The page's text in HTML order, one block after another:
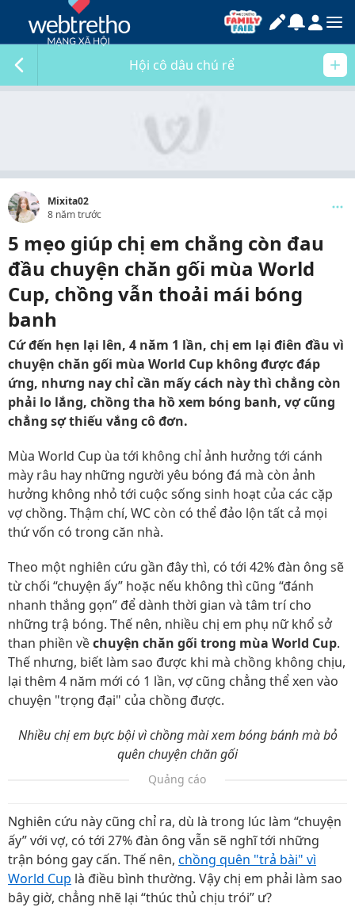
Hội cô dâu chú rể
Mixita02
8 năm trước
5 mẹo giúp chị em chẳng còn đau
đầu chuyện chăn gối mùa World
Cup, chồng vẫn thoải mái bóng
banh
Cứ đến hẹn lại lên, 4 năm 1 lần, chị em lại điên đầu vì
chuyện chăn gối mùa World Cup không được đáp
ứng, nhưng nay chỉ cần mấy cách này thì chẳng còn
phải lo lắng, chồng tha hồ xem bóng banh, vợ cũng
chẳng sợ thiếu vắng cô đơn.
Mùa World Cup ùa tới không chỉ ảnh hưởng tới cánh
mày râu hay những người yêu bóng đá mà còn ảnh
hưởng không nhỏ tới cuộc sống sinh hoạt của các cặp
vợ chồng. Thậm chí, WC còn có thể đảo lộn tất cả mọi
thứ vốn có trong căn nhà.
Theo một nghiên cứu gần đây thì, có tới 42% đàn ông sẽ
từ chối “chuyện ấy” hoặc nếu không thì cũng “đánh
nhanh thắng gọn” để dành thời gian và tâm trí cho
những trậ bóng. Thế nên, nhiều chị em phụ nữ khổ sở
than phiền vềchuyện chăn gối trong mùa World Cup.
Thế nhưng, biết làm sao được khi mà chồng không chịu,
lại thêm 4 năm mới có 1 lần, vợ cũng chẳng thể xen vào
chuyện "trọng đại" của chồng được.
Nhiều chị em bực bội vì chồng mài xem bóng bánh mà bỏ
quên chuyện chăn gối
Quảng cáo
Nghiên cứu này cũng chỉ ra, dù là trong lúc làm “chuyện
ấy” với vợ, có tới 27% đàn ông vẫn sẽ nghĩ tới những
trận bóng gay cấn. Thế nên, chồng quên "trả bài" vì
World Cup là điều bình thường. Vậy chị em phải làm sao
bây giờ, chẳng nhẽ lại “thúc thủ chịu trói” ư?